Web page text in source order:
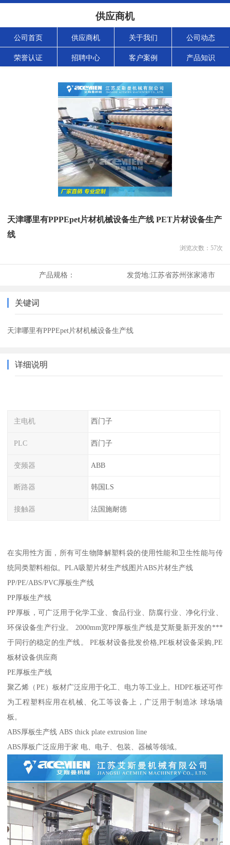
供应商机
公司首页 供应商机 关于我们 公司动态
荣誉认证 招聘中心 客户案例 产品知识
天津哪里有PPPEpet片材机械设备生产线 PET片材设备生产
线
浏览次数： 57次
产品规格： 发货地:江苏省苏州张家港市
关键词
天津哪里有PPPEpet片材机械设备生产线
详细说明
主电机 西门子
PLC 西门子
变频器 ABB
断路器 韩国LS
接触器 法国施耐德
在实用性方面，所有可生物降解塑料袋的使用性能和卫生性能与传
统同类塑料相似。PLA吸塑片材生产线图片ABS片材生产线
PP/PE/ABS/PVC厚板生产线
PP厚板生产线
PP厚板，可广泛用于化学工业、食品行业、防腐行业、净化行业、
环保设备生产行业。 2000mm宽PP厚板生产线是艾斯曼新开发的***
于同行的稳定的生产线。 PE板材设备批发价格,PE板材设备采购,PE
板材设备供应商
PE厚板生产线
聚乙烯（PE）板材广泛应用于化工、电力等工业上。HDPE板还可作
为工程塑料应用在机械、化工等设备上，广泛用于制造冰 球场墙
板。
ABS厚板生产线 ABS thick plate extrusion line
ABS厚板广泛应用于家 电、电子、包装、器械等领域。